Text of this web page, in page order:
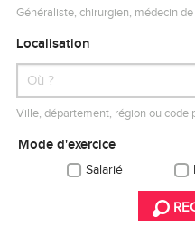
Généraliste, chirurgien, médecin
Localisation
Ville, département, région ou code
Mode d'exercice
Salarié